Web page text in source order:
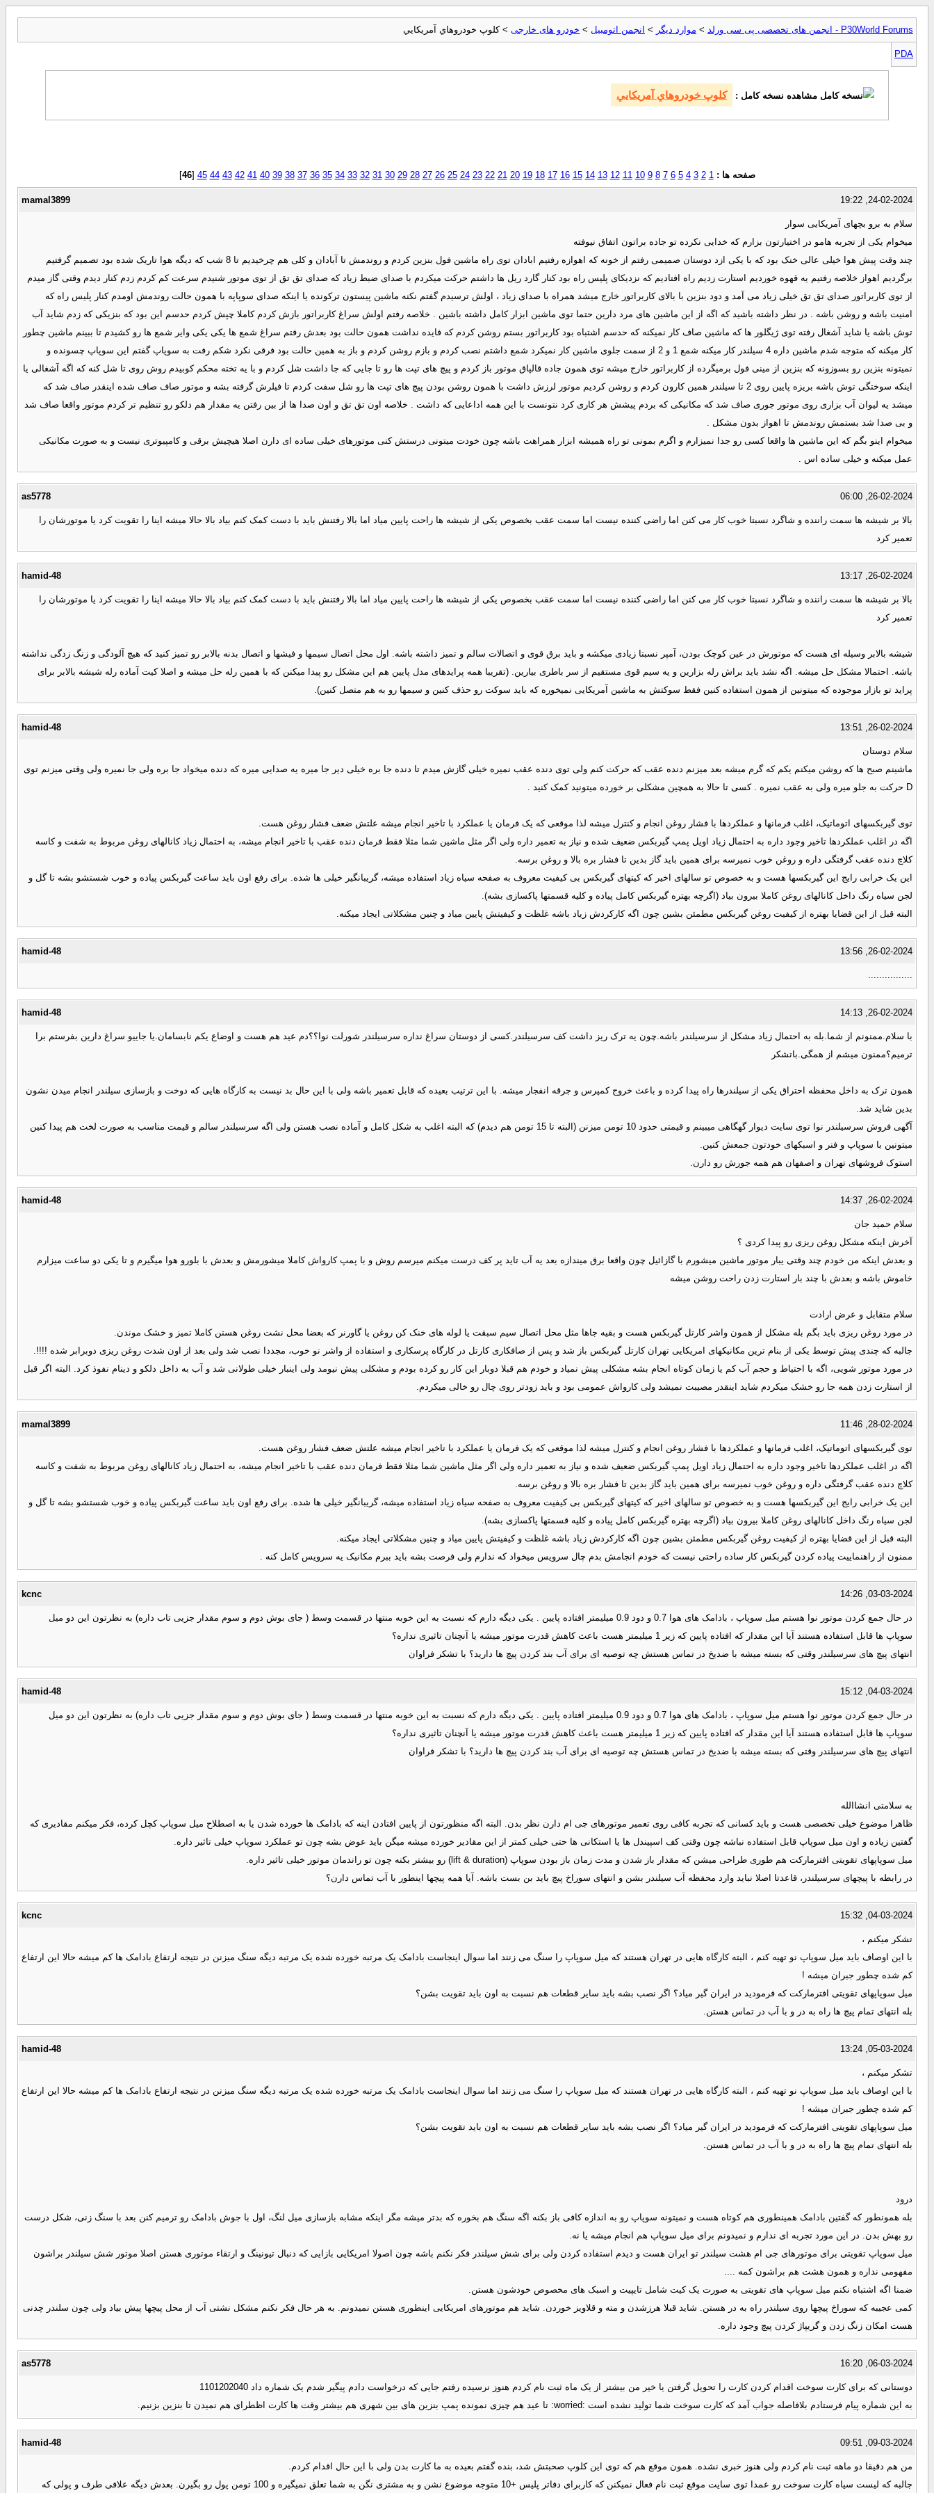
P30World Forums - انجمن های تخصصی پی سی ورلد > موارد ديگر > انجمن اتومبیل > خودرو های خارجی > كلوپ خودروهاي آمريكايي
PDA
مشاهده نسخه کامل : كلوپ خودروهاي آمريكايي
صفحه ها : 1
2
3
4
5
6
7
8
9
10
11
12
13
14
15
16
17
18
19
20
21
22
23
24
25
26
27
28
29
30
31
32
33
34
35
36
37
38
39
40
41
42
43
44
45
[
46
]
mamal3899 24-02-2024, 19:22
سلام به برو بچهای آمریکایی سوار
میخوام یکی از تجربه هامو در اختیارتون بزارم که خدایی نکرده تو جاده براتون اتفاق نیوفته
چند وقت پیش هوا خیلی عالی خنک بود که با یکی ازد دوستان صمیمی رفتم از خونه که اهوازه رفتیم ابادان توی راه ماشین فول بنزین کردم و روندمش تا آبادان و کلی هم چرخیدیم تا 8 شب که دیگه هوا تاریک شده بود تصمیم گرفتیم
برگردیم اهواز خلاصه رفتیم یه قهوه خوردیم استارت زدیم راه افتادیم که نزدیکای پلیس راه بود کنار گارد ریل ها داشتم حرکت میکردم با صدای ضبط زیاد که صدای تق تق از توی موتور شنیدم سرعت کم کردم زدم کنار دیدم وقتی گاز میدم
از توی کاربراتور صدای تق تق خیلی زیاد می آمد و دود بنزین با بالای کاربراتور خارج میشد همراه با صدای زیاد ، اولش ترسیدم گفتم نکنه ماشین پیستون ترکونده یا اینکه صدای سوپاپه با همون حالت روندمش اومدم کنار پلیس راه که
امنیت باشه و روشن باشه . در نظر داشته باشید که اگه از این ماشین های مرد دارین حتما توی ماشین ابزار کامل داشته باشین . خلاصه رفتم اولش سراغ کاربراتور بازش کردم کاملا چپش کردم حدسم این بود که بنزیکی که زدم شاید آب
توش باشه یا شاید آشغال رفته توی ژیگلور ها که ماشین صاف کار نمیکنه که حدسم اشتباه بود کاربراتور بستم روشن کردم که فایده نداشت همون حالت بود بعدش رفتم سراغ شمع ها یکی یکی وایر شمع ها رو کشیدم تا ببینم ماشین چطور
کار میکنه که متوجه شدم ماشین داره 4 سیلندر کار میکنه شمع 1 و 2 از سمت جلوی ماشین کار نمیکرد شمع داشتم نصب کردم و بازم روشن کردم و باز به همین حالت بود فرقی نکرد شکم رفت به سوپاپ گفتم این سوپاپ چسونده و
نمیتونه بنزین رو بسوزونه که بنزین از مینی فول برمیگرده از کاربراتور خارج میشه توی همون جاده قالپاق موتور باز کردم و پیچ های تپت ها رو تا جایی که جا داشت شل کردم و با یه تخته محکم کوبیدم روش روی تا شل کنه که اگه آشغالی یا
اینکه سوختگی توش باشه بریزه پایین روی 2 تا سیلندر همین کارون کردم و روشن کردیم موتور لرزش داشت با همون روشن بودن پیچ های تپت ها رو شل سفت کردم تا فیلرش گرفته بشه و موتور صاف صاف شده اینقدر صاف شد که
میشد یه لیوان آب بزاری روی موتور جوری صاف شد که مکانیکی که بردم پیشش هر کاری کرد نتونست با این همه اداعایی که داشت . خلاصه اون تق تق و اون صدا ها از بین رفتن یه مقدار هم دلکو رو تنظیم تر کردم موتور واقعا صاف شد
و بی صدا شد بستمش روندمش تا اهواز بدون مشکل .
میخوام اینو بگم که این ماشین ها واقعا کسی رو جدا نمیزارم و اگرم بمونی تو راه همیشه ابزار همراهت باشه چون خودت میتونی درستش کنی موتورهای خیلی ساده ای دارن اصلا هیچیش برقی و کامپیوتری نیست و به صورت مکانیکی
عمل میکنه و خیلی ساده اس .
as5778 26-02-2024, 06:00
بالا بر شیشه ها سمت راننده و شاگرد نسبتا خوب کار می کنن اما راضی کننده نیست اما سمت عقب بخصوص یکی از شیشه ها راحت پایین میاد اما بالا رفتنش باید با دست کمک کنم بیاد بالا حالا میشه اینا را تقویت کرد یا موتورشان را
تعمیر کرد
hamid-48 26-02-2024, 13:17
بالا بر شیشه ها سمت راننده و شاگرد نسبتا خوب کار می کنن اما راضی کننده نیست اما سمت عقب بخصوص یکی از شیشه ها راحت پایین میاد اما بالا رفتنش باید با دست کمک کنم بیاد بالا حالا میشه اینا را تقویت کرد یا موتورشان را
تعمیر کرد
شیشه بالابر وسیله ای هست که موتورش در عین کوچک بودن، آمپر نسبتا زیادی میکشه و باید برق قوی و اتصالات سالم و تمیز داشته باشه. اول محل اتصال سیمها و فیشها و اتصال بدنه بالابر رو تمیز کنید که هیچ آلودگی و زنگ زدگی نداشته
باشه. احتمالا مشکل حل میشه. اگه نشد باید براش رله بزارین و یه سیم قوی مستقیم از سر باطری بیارین. (تقریبا همه پرایدهای مدل پایین هم این مشکل رو پیدا میکنن که با همین رله حل میشه و اصلا کیت آماده رله شیشه بالابر برای
پراید تو بازار موجوده که میتونین از همون استفاده کنین فقط سوکتش به ماشین آمریکایی نمیخوره که باید سوکت رو حذف کنین و سیمها رو به هم متصل کنین).
hamid-48 26-02-2024, 13:51
سلام دوستان
ماشینم صبح ها که روشن میکنم یکم که گرم میشه بعد میزنم دنده عقب که حرکت کنم ولی توی دنده عقب نمیره خیلی گازش میدم تا دنده جا بره خیلی دیر جا میره یه صدایی میره که دنده میخواد جا بره ولی جا نمیره ولی وقتی میزنم توی
D حرکت به جلو میره ولی به عقب نمیره . کسی تا حالا به همچین مشکلی بر خورده میتونید کمک کنید .
توی گیربکسهای اتوماتیک، اغلب فرمانها و عملکردها با فشار روغن انجام و کنترل میشه لذا موقعی که یک فرمان یا عملکرد با تاخیر انجام میشه علتش ضعف فشار روغن هست.
اگه در اغلب عملکردها تاخیر وجود داره به احتمال زیاد اویل پمپ گیربکس ضعیف شده و نیاز به تعمیر داره ولی اگر مثل ماشین شما مثلا فقط فرمان دنده عقب با تاخیر انجام میشه، به احتمال زیاد کانالهای روغن مربوط به شفت و کاسه
کلاچ دنده عقب گرفتگی داره و روغن خوب نمیرسه برای همین باید گاز بدین تا فشار بره بالا و روغن برسه.
این یک خرابی رایج این گیربکسها هست و به خصوص تو سالهای اخیر که کیتهای گیربکس بی کیفیت معروف به صفحه سیاه زیاد استفاده میشه، گریبانگیر خیلی ها شده. برای رفع اون باید ساعت گیربکس پیاده و خوب شستشو بشه تا گل و
لجن سیاه رنگ داخل کانالهای روغن کاملا بیرون بیاد (اگرچه بهتره گیربکس کامل پیاده و کلیه قسمتها پاکسازی بشه).
البته قبل از این قضایا بهتره از کیفیت روغن گیربکس مطمئن بشین چون اگه کارکردش زیاد باشه غلظت و کیفیتش پایین میاد و چنین مشکلاتی ایجاد میکنه.
hamid-48 26-02-2024, 13:56
................
hamid-48 26-02-2024, 14:13
با سلام.ممنونم از شما.بله به احتمال زیاد مشکل از سرسیلندر باشه.چون یه ترک ریز داشت کف سرسیلندر.کسی از دوستان سراغ نداره سرسیلندر شورلت نوا؟؟دم عید هم هست و اوضاع یکم نابسامان.یا جاییو سراغ دارین بفرستم برا
ترمیم؟ممنون میشم از همگی.باتشکر
همون ترک به داخل محفظه احتراق یکی از سیلندرها راه پیدا کرده و باعث خروج کمپرس و جرقه انفجار میشه. با این ترتیب بعیده که قابل تعمیر باشه ولی با این حال بد نیست به کارگاه هایی که دوخت و بازسازی سیلندر انجام میدن نشون
بدین شاید شد.
آگهی فروش سرسیلندر نوا توی سایت دیوار گهگاهی میبینم و قیمتی حدود 10 تومن میزنن (البته تا 15 تومن هم دیدم) که البته اغلب به شکل کامل و آماده نصب هستن ولی اگه سرسیلندر سالم و قیمت مناسب به صورت لخت هم پیدا کنین
میتونین با سوپاپ و فنر و اسبکهای خودتون جمعش کنین.
استوک فروشهای تهران و اصفهان هم همه جورش رو دارن.
hamid-48 26-02-2024, 14:37
سلام حمید جان
آخرش اینکه مشکل روغن ریزی رو پیدا کردی ؟
و بعدش اینکه من خودم چند وقتی یبار موتور ماشین میشورم با گازائیل چون واقعا برق میندازه بعد یه آب تاید پر کف درست میکنم میرسم روش و با پمپ کارواش کاملا میشورمش و بعدش با بلورو هوا میگیرم و تا یکی دو ساعت میزارم
خاموش باشه و بعدش با چند بار استارت زدن راحت روشن میشه
سلام متقابل و عرض ارادت
در مورد روغن ریزی باید بگم بله مشکل از همون واشر کارتل گیربکس هست و بقیه جاها مثل محل اتصال سیم سبقت یا لوله های خنک کن روغن یا گاورنر که بعضا محل نشت روغن هستن کاملا تمیز و خشک موندن.
جالبه که چندی پیش توسط یکی از بنام ترین مکانیکهای امریکایی تهران کارتل گیربکس باز شد و پس از صافکاری کارتل در کارگاه پرسکاری و استفاده از واشر نو خوب، مجددا نصب شد ولی بعد از اون شدت روغن ریزی دوبرابر شده !!!!.
در مورد موتور شویی، اگه با احتیاط و حجم آب کم یا زمان کوتاه انجام بشه مشکلی پیش نمیاد و خودم هم قبلا دوبار این کار رو کرده بودم و مشکلی پیش نیومد ولی اینبار خیلی طولانی شد و آب به داخل دلکو و دینام نفوذ کرد. البته اگر قبل
از استارت زدن همه جا رو خشک میکردم شاید اینقدر مصیبت نمیشد ولی کارواش عمومی بود و باید زودتر روی چال رو خالی میکردم.
mamal3899 28-02-2024, 11:46
توی گیربکسهای اتوماتیک، اغلب فرمانها و عملکردها با فشار روغن انجام و کنترل میشه لذا موقعی که یک فرمان یا عملکرد با تاخیر انجام میشه علتش ضعف فشار روغن هست.
اگه در اغلب عملکردها تاخیر وجود داره به احتمال زیاد اویل پمپ گیربکس ضعیف شده و نیاز به تعمیر داره ولی اگر مثل ماشین شما مثلا فقط فرمان دنده عقب با تاخیر انجام میشه، به احتمال زیاد کانالهای روغن مربوط به شفت و کاسه
کلاچ دنده عقب گرفتگی داره و روغن خوب نمیرسه برای همین باید گاز بدین تا فشار بره بالا و روغن برسه.
این یک خرابی رایج این گیربکسها هست و به خصوص تو سالهای اخیر که کیتهای گیربکس بی کیفیت معروف به صفحه سیاه زیاد استفاده میشه، گریبانگیر خیلی ها شده. برای رفع اون باید ساعت گیربکس پیاده و خوب شستشو بشه تا گل و
لجن سیاه رنگ داخل کانالهای روغن کاملا بیرون بیاد (اگرچه بهتره گیربکس کامل پیاده و کلیه قسمتها پاکسازی بشه).
البته قبل از این قضایا بهتره از کیفیت روغن گیربکس مطمئن بشین چون اگه کارکردش زیاد باشه غلظت و کیفیتش پایین میاد و چنین مشکلاتی ایجاد میکنه.
ممنون از راهنماییت پیاده کردن گیربکس کار ساده راحتی نیست که خودم انجامش بدم چال سرویس میخواد که ندارم ولی فرصت بشه باید ببرم مکانیک یه سرویس کامل کنه .
kcnc 03-03-2024, 14:26
در حال جمع کردن موتور نوا هستم میل سوپاپ ، بادامک های هوا 0.7 و دود 0.9 میلیمتر افتاده پایین . یکی دیگه دارم که نسبت به این خوبه منتها در قسمت وسط ( جای بوش دوم و سوم مقدار جزیی تاب داره) به نظرتون این دو میل
سوپاپ ها قابل استفاده هستند آیا این مقدار که افتاده پایین که زیر 1 میلیمتر هست باعث کاهش قدرت موتور میشه یا آنچنان تاثیری نداره؟
انتهای پیچ های سرسیلندر وقتی که بسته میشه با ضدیخ در تماس هستش چه توصیه ای برای آب بند کردن پیچ ها دارید؟ با تشکر فراوان
hamid-48 04-03-2024, 15:12
در حال جمع کردن موتور نوا هستم میل سوپاپ ، بادامک های هوا 0.7 و دود 0.9 میلیمتر افتاده پایین . یکی دیگه دارم که نسبت به این خوبه منتها در قسمت وسط ( جای بوش دوم و سوم مقدار جزیی تاب داره) به نظرتون این دو میل
سوپاپ ها قابل استفاده هستند آیا این مقدار که افتاده پایین که زیر 1 میلیمتر هست باعث کاهش قدرت موتور میشه یا آنچنان تاثیری نداره؟
انتهای پیچ های سرسیلندر وقتی که بسته میشه با ضدیخ در تماس هستش چه توصیه ای برای آب بند کردن پیچ ها دارید؟ با تشکر فراوان
به سلامتی انشاالله
ظاهرا موضوع خیلی تخصصی هست و باید کسانی که تجربه کافی روی تعمیر موتورهای جی ام دارن نظر بدن. البته اگه منظورتون از پایین افتادن اینه که بادامک ها خورده شدن یا به اصطلاح میل سوپاپ کچل کرده، فکر میکنم مقادیری که
گفتین زیاده و اون میل سوپاپ قابل استفاده نباشه چون وقتی کف اسپیندل ها یا استکانی ها حتی خیلی کمتر از این مقادیر خورده میشه میگن باید عوض بشه چون تو عملکرد سوپاپ خیلی تاثیر داره.
میل سوپاپهای تقویتی افترمارکت هم طوری طراحی میشن که مقدار باز شدن و مدت زمان باز بودن سوپاپ (lift & duration) رو بیشتر بکنه چون تو راندمان موتور خیلی تاثیر داره.
در رابطه با پیچهای سرسیلندر، قاعدتا اصلا نباید وارد محفظه آب سیلندر بشن و انتهای سوراخ پیچ باید بن بست باشه. آیا همه پیچها اینطور با آب تماس دارن؟
kcnc 04-03-2024, 15:32
تشکر میکنم ،
با این اوصاف باید میل سوپاپ نو تهیه کنم ، البته کارگاه هایی در تهران هستند که میل سوپاپ را سنگ می زنند اما سوال اینجاست بادامک یک مرتبه خورده شده یک مرتبه دیگه سنگ میزنن در نتیجه ارتفاع بادامک ها کم میشه حالا این ارتفاع
کم شده چطور جبران میشه !
میل سوپاپهای تقویتی افترمارکت که فرمودید در ایران گیر میاد؟ اگر نصب بشه باید سایر قطعات هم نسبت به اون باید تقویت بشن؟
بله انتهای تمام پیچ ها راه به در و با آب در تماس هستن.
hamid-48 05-03-2024, 13:24
تشکر میکنم ،
با این اوصاف باید میل سوپاپ نو تهیه کنم ، البته کارگاه هایی در تهران هستند که میل سوپاپ را سنگ می زنند اما سوال اینجاست بادامک یک مرتبه خورده شده یک مرتبه دیگه سنگ میزنن در نتیجه ارتفاع بادامک ها کم میشه حالا این ارتفاع
کم شده چطور جبران میشه !
میل سوپاپهای تقویتی افترمارکت که فرمودید در ایران گیر میاد؟ اگر نصب بشه باید سایر قطعات هم نسبت به اون باید تقویت بشن؟
بله انتهای تمام پیچ ها راه به در و با آب در تماس هستن.
درود
بله همونطور که گفتین بادامک همینطوری هم کوتاه هست و نمیتونه سوپاپ رو به اندازه کافی باز بکنه اگه سنگ هم بخوره که بدتر میشه مگر اینکه مشابه بازسازی میل لنگ، اول با جوش بادامک رو ترمیم کنن بعد با سنگ زنی، شکل درست
رو بهش بدن. در این مورد تجربه ای ندارم و نمیدونم برای میل سوپاپ هم انجام میشه یا نه.
میل سوپاپ تقویتی برای موتورهای جی ام هشت سیلندر تو ایران هست و دیدم استفاده کردن ولی برای شش سیلندر فکر نکنم باشه چون اصولا امریکایی بازایی که دنبال تیونینگ و ارتقاء موتوری هستن اصلا موتور شش سیلندر براشون
مفهومی نداره و همون هشت هم براشون کمه ....
ضمنا اگه اشتباه نکنم میل سوپاپ های تقویتی به صورت یک کیت شامل تایپیت و اسبک های مخصوص خودشون هستن.
کمی عجیبه که سوراخ پیچها روی سیلندر راه به در هستن. شاید قبلا هرزشدن و مته و قلاویز خوردن. شاید هم موتورهای امریکایی اینطوری هستن نمیدونم. به هر حال فکر نکنم مشکل نشتی آب از محل پیچها پیش بیاد ولی چون سلندر چدنی
هست امکان زنگ زدن و گریپاژ کردن پیچ وجود داره.
as5778 06-03-2024, 16:20
دوستانی که برای کارت سوخت اقدام کردن کارت را تحویل گرفتن یا خیر من بیشتر از یک ماه ثبت نام کردم هنوز نرسیده رفتم جایی که درخواست دادم پیگیر شدم یک شماره داد 1101202040
به این شماره پیام فرستادم بلافاصله جواب آمد که کارت سوخت شما تولید نشده است :worried: تا عید هم چیزی نمونده پمپ بنزین های بین شهری هم بیشتر وقت ها کارت اظطرای هم نمیدن تا بنزین بزنیم.
hamid-48 09-03-2024, 09:51
من هم دقیقا دو ماهه ثبت نام کردم ولی هنوز خبری نشده. همون موقع هم که توی این کلوپ صحبتش شد، بنده گفتم بعیده به ما کارت بدن ولی با این حال اقدام کردم.
جالبه که لیست سیاه کارت سوخت رو عمدا توی سایت موقع ثبت نام فعال نمیکنن که کاربرای دفاتر پلیس +10 متوجه موضوع نشن و به مشتری نگن به شما تعلق نمیگیره و 100 تومن پول رو بگیرن. بعدش دیگه علافی طرف و پولی که